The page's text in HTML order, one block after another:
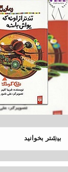
بیشتر بخوانید